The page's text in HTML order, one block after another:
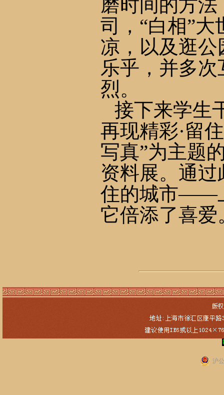
磨时间的方
司，“白相”
凉，以及逛
乐乎，并多
烈。
接下来学生
再现精彩·留
写真”为主题
资料展。通
住的城市——
它倍添了喜爱
沪